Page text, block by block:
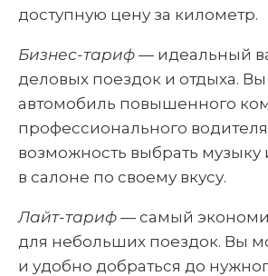
доступную цену за километр.
Бизнес-тариф — идеальный
деловых поездок и отдыха. Вы
автомобиль повышенного
профессионального
возможность выбрать музыку
в салоне по своему вкусу.
Лайт-тариф — самый
для небольших поездок. Вы
и удобно добраться до